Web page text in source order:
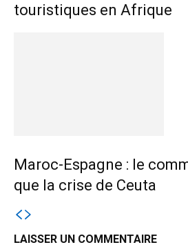
touristiques en Afrique
Maroc-Espagne : le
que la crise de Ceuta
LAISSER UN COMMENTAIRE